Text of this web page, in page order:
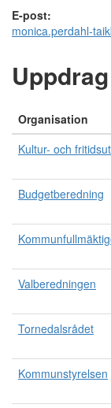
E-post:
monica.perdahl-
Uppdrag
Organisation
Kultur- och
Budgetberedning
Valberedningen
Tornedalsrådet
Kommunstyrelsen